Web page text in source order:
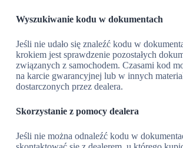
Wyszukiwanie kodu w dokumentach
Jeśli nie udało się znaleźć kodu w
krokiem jest sprawdzenie pozostałych
związanych z samochodem. Czasami kod
na karcie gwarancyjnej lub w innych
dostarczonych przez dealera.
Skorzystanie z pomocy dealera
Jeśli nie można odnaleźć kodu w